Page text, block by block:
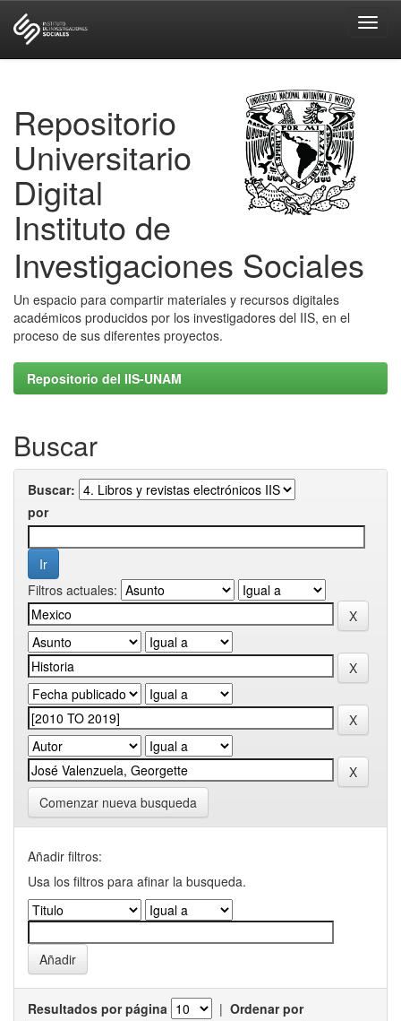
Repositorio
Universitario
Digital
Instituto de
Investigaciones Sociales
Un espacio para compartir materiales y recursos digitales
académicos producidos por los investigadores del IIS, en el
proceso de sus diferentes proyectos.
Repositorio del IIS-UNAM
Buscar
Buscar:
por
Filtros actuales:
Comenzar nueva busqueda
Añadir filtros:
Usa los filtros para afinar la busqueda.
Resultados por página | Ordenar por